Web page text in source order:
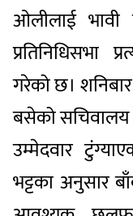
ओलीलाई भावी
प्रतिनिधिसभा
गरेको छ।
बसेको सचिवालय
उम्मेदवार
भट्टका अनुसार